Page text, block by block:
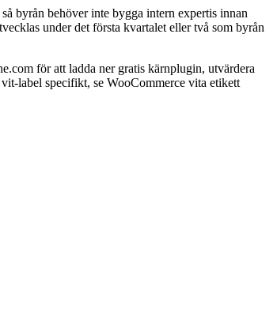
byrån behöver inte bygga intern expertis innan
under det första kvartalet eller två som byrån
för att ladda ner gratis kärnplugin, utvärdera
label specifikt, se WooCommerce vita etikett